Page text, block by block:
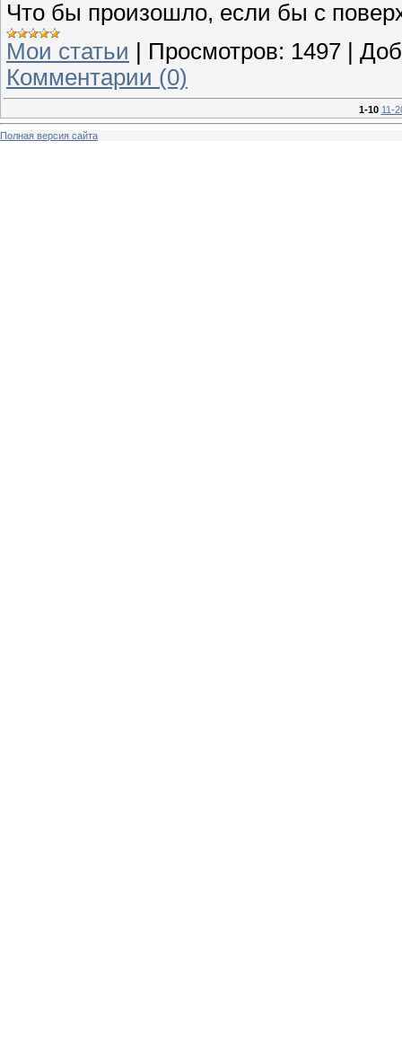
Что бы произошло, если бы с
Мои статьи | Просмотров: 1497 |
Комментарии (0)
1-10 11-
Полная версия сайта